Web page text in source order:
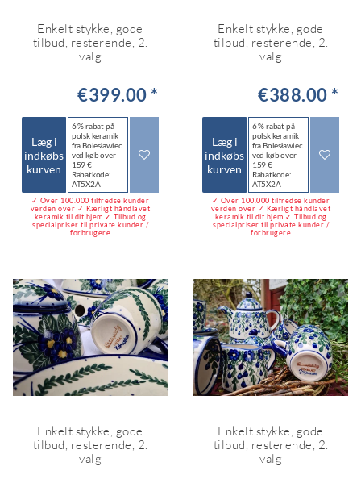
Enkelt stykke, gode
tilbud, resterende, 2.
valg
€399.00 *
Læg i
indkøbs
kurven
6 % rabat på
polsk keramik
fra Bolesławiec
ved køb over
159 €
Rabatkode:
AT5X2A
✓ Over 100.000 tilfredse kunder
verden over ✓ Kærligt håndlavet
keramik til dit hjem ✓ Tilbud og
specialpriser til private kunder /
forbrugere
Enkelt stykke, gode
tilbud, resterende, 2.
valg
€388.00 *
Læg i
indkøbs
kurven
6 % rabat på
polsk keramik
fra Bolesławiec
ved køb over
159 €
Rabatkode:
AT5X2A
✓ Over 100.000 tilfredse kunder
verden over ✓ Kærligt håndlavet
keramik til dit hjem ✓ Tilbud og
specialpriser til private kunder /
forbrugere
Enkelt stykke, gode
tilbud, resterende, 2.
valg
Enkelt stykke, gode
tilbud, resterende, 2.
valg